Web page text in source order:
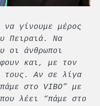
γίνουμε μέρος
Πειραιά. Να
οι άνθρωποι
και, με τον
τους. Αν σε λίγα
στο VIBO” με
λέει “πάμε στο